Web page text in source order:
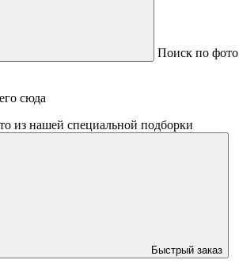
Поиск по фото
сюда
из нашей специальной подборки
Быстрый заказ